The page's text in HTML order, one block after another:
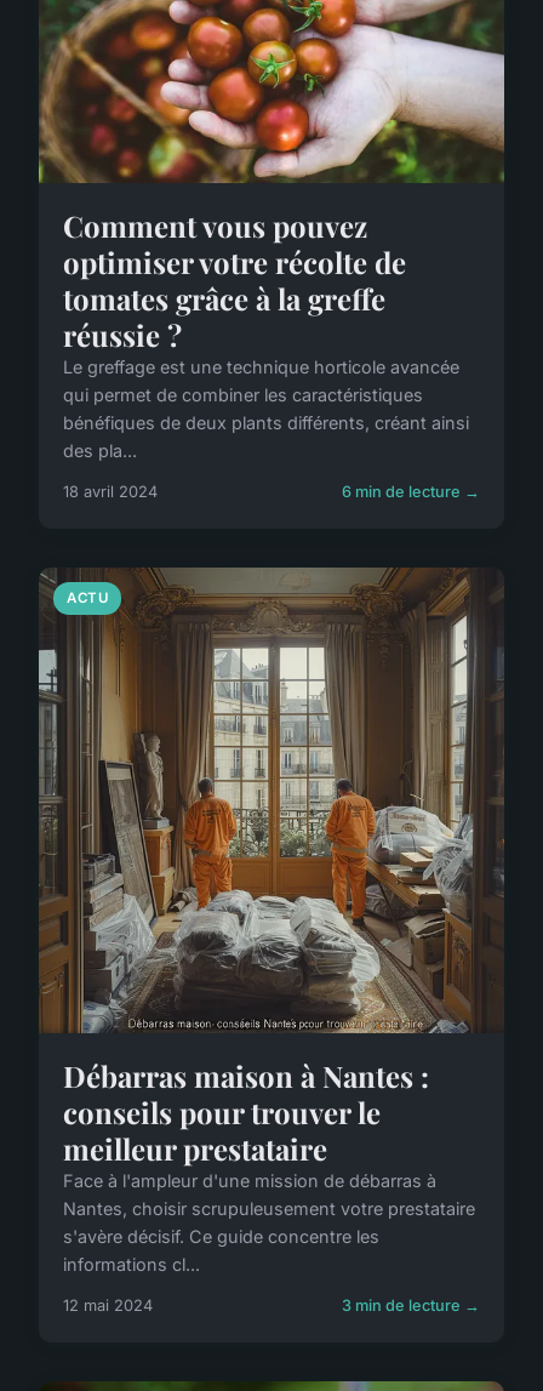
Comment vous pouvez
optimiser votre récolte de
tomates grâce à la greffe
réussie ?
Le greffage est une technique horticole avancée
qui permet de combiner les caractéristiques
bénéfiques de deux plants différents, créant ainsi
des pla...
18 avril 2024 6 min de lecture →
ACTU
Débarras maison à Nantes :
conseils pour trouver le
meilleur prestataire
Face à l'ampleur d'une mission de débarras à
Nantes, choisir scrupuleusement votre prestataire
s'avère décisif. Ce guide concentre les
informations cl...
12 mai 2024 3 min de lecture →